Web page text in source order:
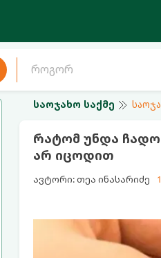
საოჯახო საქმე
რატომ უნდა
არ იცოდით
ავტორი: თეა ინასარიძე